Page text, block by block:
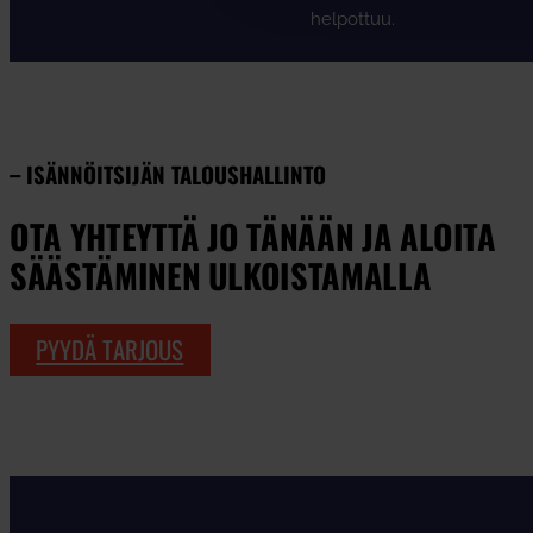
helpottuu.
– ISÄNNÖITSIJÄN TALOUSHALLINTO
OTA YHTEYTTÄ JO TÄNÄÄN JA ALOITA
SÄÄSTÄMINEN ULKOISTAMALLA
PYYDÄ TARJOUS